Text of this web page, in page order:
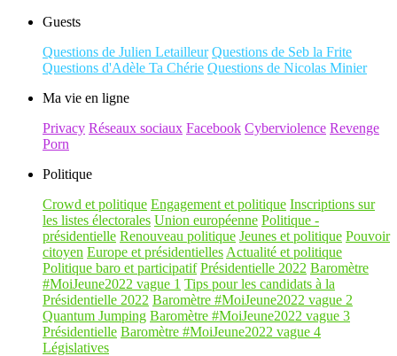
Guests
Questions de Julien Letailleur Questions de Seb la Frite
Questions d'Adèle Ta Chérie Questions de Nicolas Minier
Ma vie en ligne
Privacy Réseaux sociaux Facebook Cyberviolence Revenge
Porn
Politique
Crowd et politique Engagement et politique Inscriptions sur
les listes électorales Union européenne Politique -
présidentielle Renouveau politique Jeunes et politique Pouvoir
citoyen Europe et présidentielles Actualité et politique
Politique baro et participatif Présidentielle 2022 Baromètre
#MoiJeune2022 vague 1 Tips pour les candidats à la
Présidentielle 2022 Baromètre #MoiJeune2022 vague 2
Quantum Jumping Baromètre #MoiJeune2022 vague 3
Présidentielle Baromètre #MoiJeune2022 vague 4
Législatives